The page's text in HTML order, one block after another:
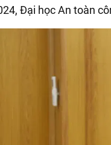
Đại học An toàn